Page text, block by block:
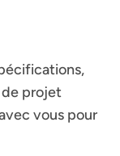
de projet
vous pour